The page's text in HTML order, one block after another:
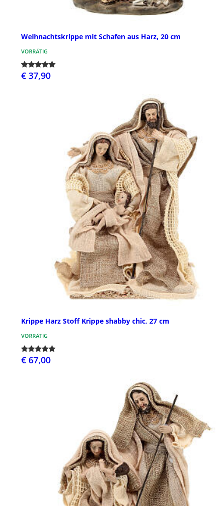
Weihnachtskrippe mit Schafen aus Harz, 20 cm
VORRÄTIG
€ 37,90
Krippe Harz Stoff Krippe shabby chic, 27 cm
VORRÄTIG
€ 67,00